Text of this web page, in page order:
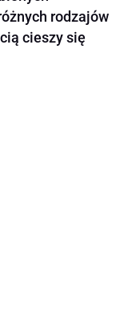
rodzajów
cieszy się